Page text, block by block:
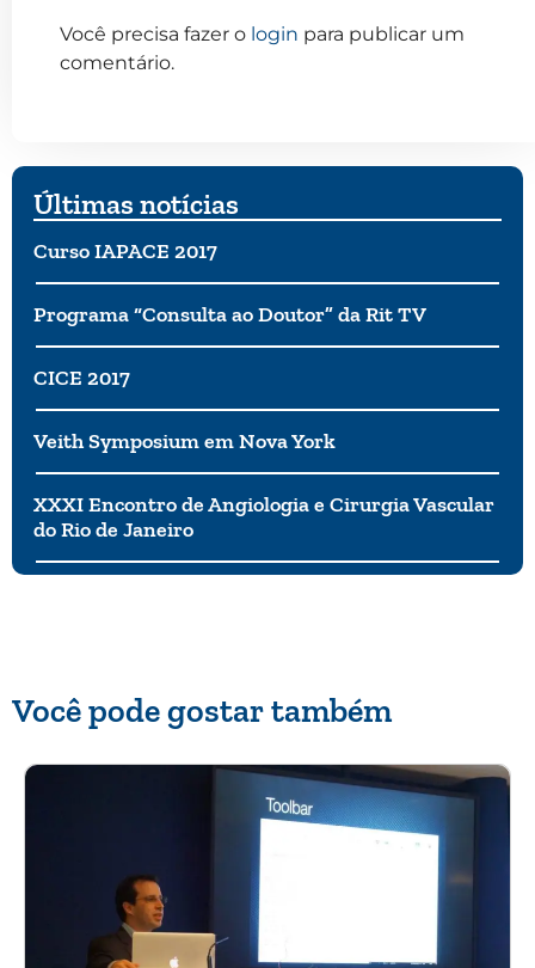
Você precisa fazer o login para publicar um
comentário.
Últimas notícias
Curso IAPACE 2017
Programa “Consulta ao Doutor” da Rit TV
CICE 2017
Veith Symposium em Nova York
XXXI Encontro de Angiologia e Cirurgia Vascular
do Rio de Janeiro
Você pode gostar também